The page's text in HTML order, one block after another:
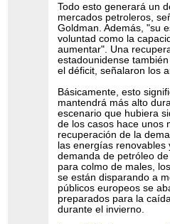
Todo esto generará un
mercados petroleros,
Goldman. Además, "su
voluntad como la
aumentar". Una
estadounidense
el déficit, señalaron los
Básicamente, esto
mantendrá más alto
escenario que hubiera
de los casos hace unos
recuperación de la
las energías renovables
demanda de petróleo
para colmo de males,
se están disparando a
públicos europeos se
preparados para la
durante el invierno.